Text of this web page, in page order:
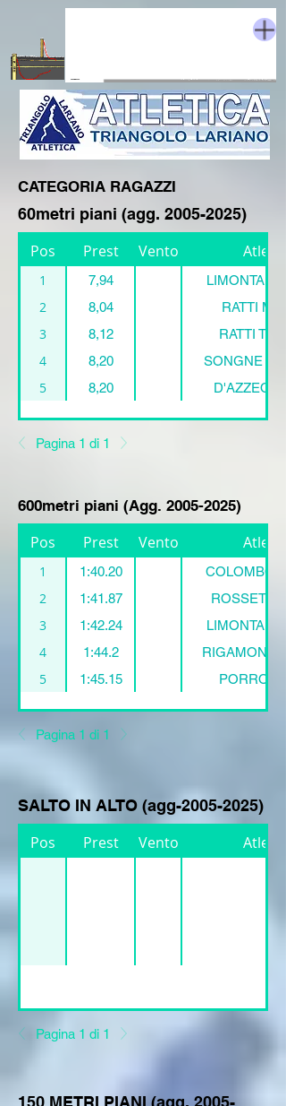
CATEGORIA RAGAZZI
60metri piani (agg. 2005-2025)
Pos Prest Vento Atleta
1 7,94 LIMONTA
2 8,04 RATTI
3 8,12 RATTI
4 8,20 SONGNE
5 8,20 D'AZZEO
Pagina 1 di 1
600metri piani (Agg. 2005-2025)
Pos Prest Vento Atleta
1 1:40.20 COLOMBO
2 1:41.87 ROSSETTI
3 1:42.24 LIMONTA
4 1:44.2 RIGAMONTI
5 1:45.15 PORRO
Pagina 1 di 1
SALTO IN ALTO (agg-2005-2025)
Pos Prest Vento Atleta
Pagina 1 di 1
150 METRI PIANI (agg. 2005-